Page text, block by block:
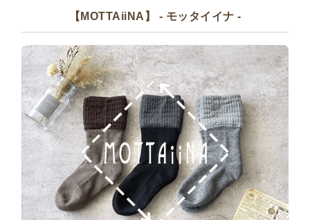
【MOTTAiiNA】 - モッタイイナ -